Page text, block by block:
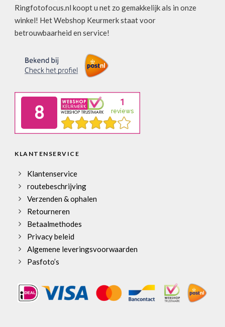
Ringfotofocus.nl koopt u net zo gemakkelijk als in onze
winkel! Het Webshop Keurmerk staat voor
betrouwbaarheid en service!
KLANTENSERVICE
Klantenservice
routebeschrijving
Verzenden & ophalen
Retourneren
Betaalmethodes
Privacy beleid
Algemene leveringsvoorwaarden
Pasfoto’s